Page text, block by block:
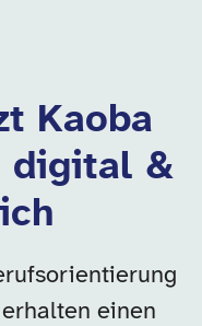
Kaoba
digital &
einen